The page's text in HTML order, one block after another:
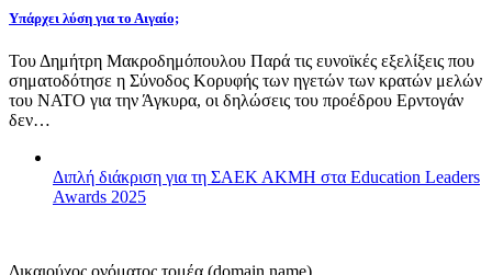
Υπάρχει λύση για το Αιγαίο;
Του Δημήτρη Μακροδημόπουλου Παρά τις ευνοϊκές εξελίξεις που
σηματοδότησε η Σύνοδος Κορυφής των ηγετών των κρατών μελών
του ΝΑΤΟ για την Άγκυρα, οι δηλώσεις του προέδρου Ερντογάν
δεν…
Διπλή διάκριση για τη ΣΑΕΚ ΑΚΜΗ στα Education Leaders
Awards 2025